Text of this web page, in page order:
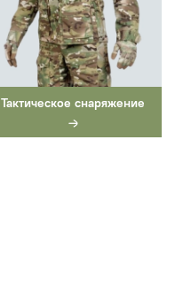
Тактическое снаряжение